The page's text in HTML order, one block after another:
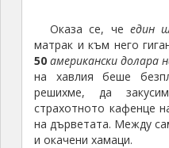
Оказа се, че един
матрак и към него
50 американски долара
на хавлия беше
решихме, да
страхотното кафенце
на дърветата. Между
и окачени хамаци.